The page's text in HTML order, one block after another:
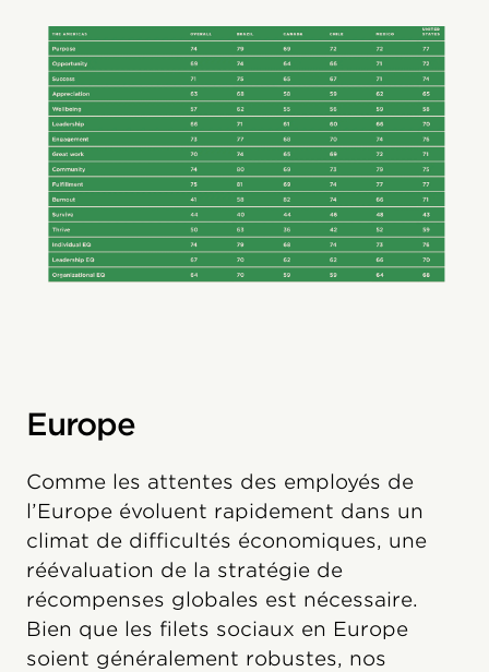
Europe
Comme les attentes des employés de
l’Europe évoluent rapidement dans un
climat de difficultés économiques, une
réévaluation de la stratégie de
récompenses globales est nécessaire.
Bien que les filets sociaux en Europe
soient généralement robustes, nos